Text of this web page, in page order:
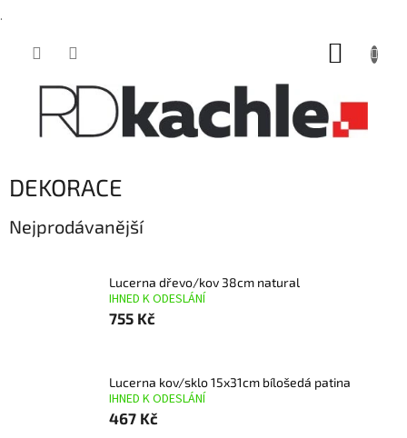
.
DEKORACE
Nejprodávanější
Lucerna dřevo/kov 38cm natural
IHNED K ODESLÁNÍ
755 Kč
Lucerna kov/sklo 15x31cm bílošedá patina
IHNED K ODESLÁNÍ
467 Kč